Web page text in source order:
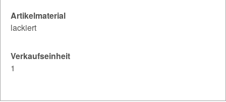
Artikelmaterial
lackiert
Verkaufseinheit
1